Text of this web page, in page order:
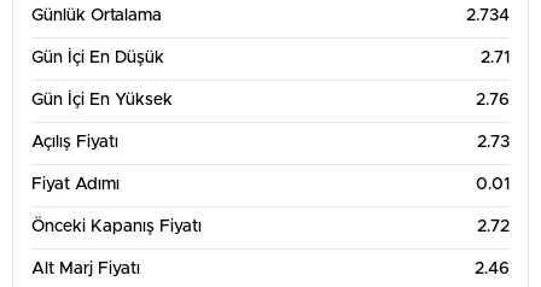
13. Tem 20. Tem
2.6
Günlük Ortalama 2.734
Gün İçi En Düşük 2.71
Gün İçi En Yüksek 2.76
Açılış Fiyatı 2.73
Fiyat Adımı 0.01
Önceki Kapanış Fiyatı 2.72
Alt Marj Fiyatı 2.46